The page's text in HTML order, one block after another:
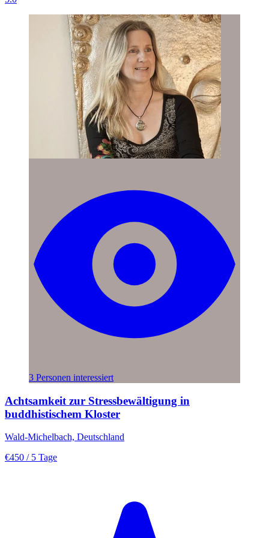
3 Personen interessiert
Achtsamkeit zur Stressbewältigung in
buddhistischem Kloster
Wald-Michelbach, Deutschland
€450 / 5 Tage